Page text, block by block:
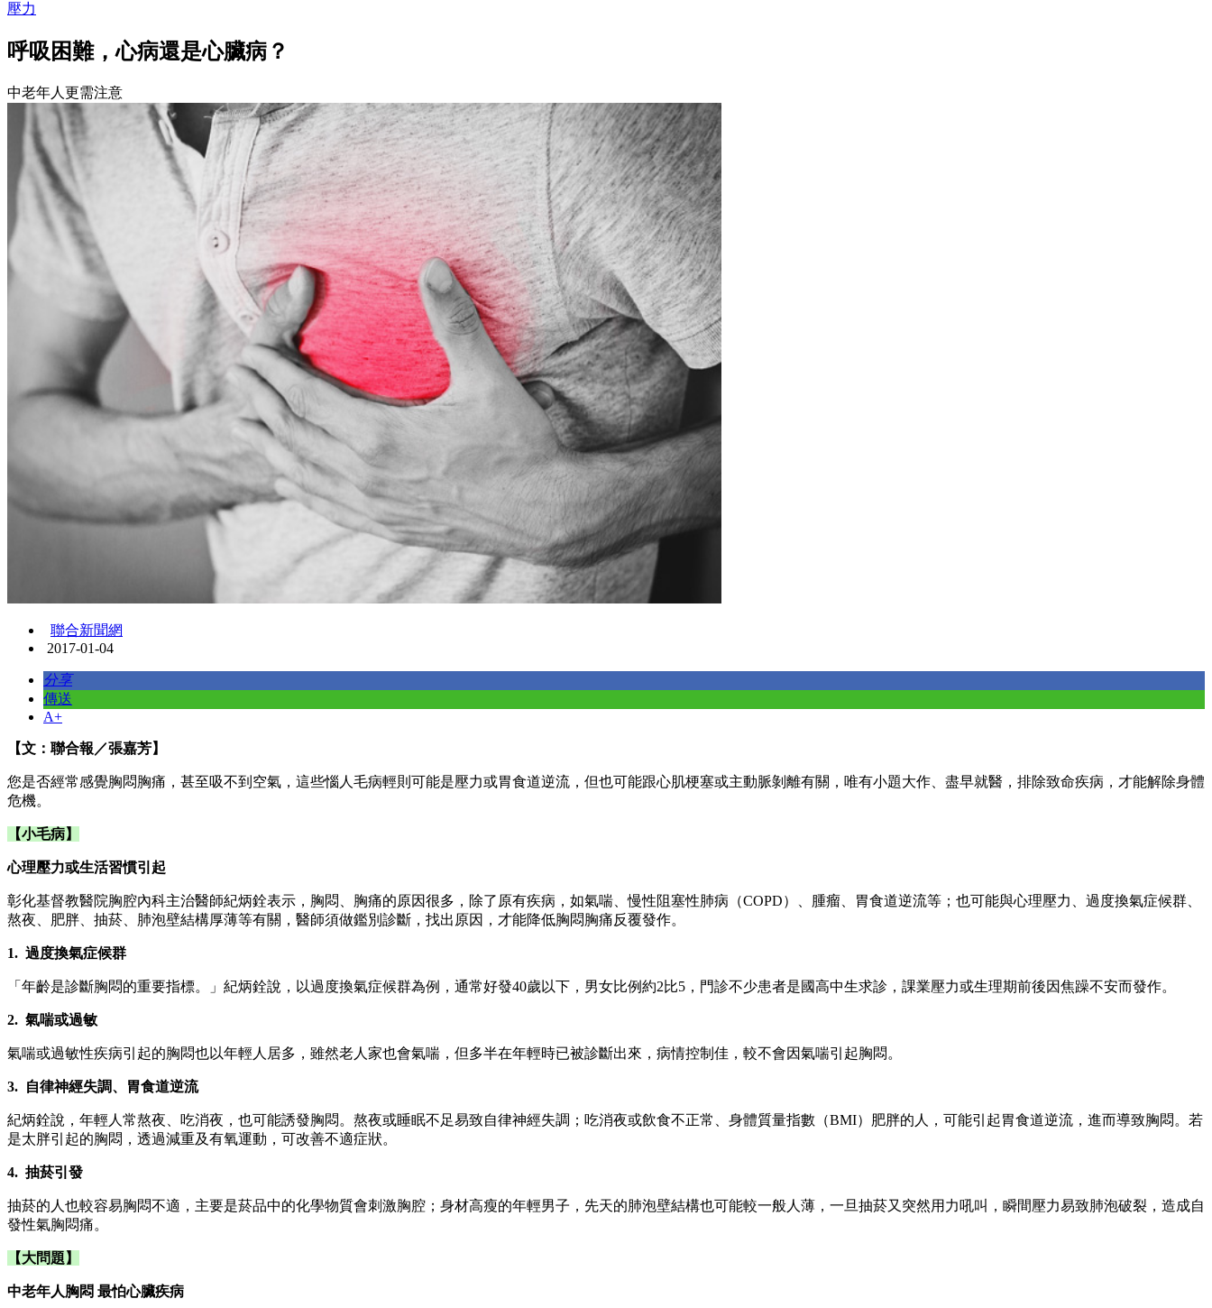
壓力
呼吸困難，心病還是心臟病？
中老年人更需注意
聯合新聞網
2017-01-04
分享
傳送
A+
【文：聯合報／張嘉芳】
您是否經常感覺胸悶胸痛，甚至吸不到空氣，這些惱人毛病輕則可能是壓力或胃食道逆流，但也可能跟心肌梗塞或主動脈剝離有關，唯有小題大作、盡早就醫，排除致命疾病，才能解除身體
危機。
【小毛病】
心理壓力或生活習慣引起
彰化基督教醫院胸腔內科主治醫師紀炳銓表示，胸悶、胸痛的原因很多，除了原有疾病，如氣喘、慢性阻塞性肺病（COPD）、腫瘤、胃食道逆流等；也可能與心理壓力、過度換氣症候群、
熬夜、肥胖、抽菸、肺泡壁結構厚薄等有關，醫師須做鑑別診斷，找出原因，才能降低胸悶胸痛反覆發作。
1. 過度換氣症候群
「年齡是診斷胸悶的重要指標。」紀炳銓說，以過度換氣症候群為例，通常好發40歲以下，男女比例約2比5，門診不少患者是國高中生求診，課業壓力或生理期前後因焦躁不安而發作。
2. 氣喘或過敏
氣喘或過敏性疾病引起的胸悶也以年輕人居多，雖然老人家也會氣喘，但多半在年輕時已被診斷出來，病情控制佳，較不會因氣喘引起胸悶。
3. 自律神經失調、胃食道逆流
紀炳銓說，年輕人常熬夜、吃消夜，也可能誘發胸悶。熬夜或睡眠不足易致自律神經失調；吃消夜或飲食不正常、身體質量指數（BMI）肥胖的人，可能引起胃食道逆流，進而導致胸悶。若
是太胖引起的胸悶，透過減重及有氧運動，可改善不適症狀。
4. 抽菸引發
抽菸的人也較容易胸悶不適，主要是菸品中的化學物質會刺激胸腔；身材高瘦的年輕男子，先天的肺泡壁結構也可能較一般人薄，一旦抽菸又突然用力吼叫，瞬間壓力易致肺泡破裂，造成自
發性氣胸悶痛。
【大問題】
中老年人胸悶 最怕心臟疾病